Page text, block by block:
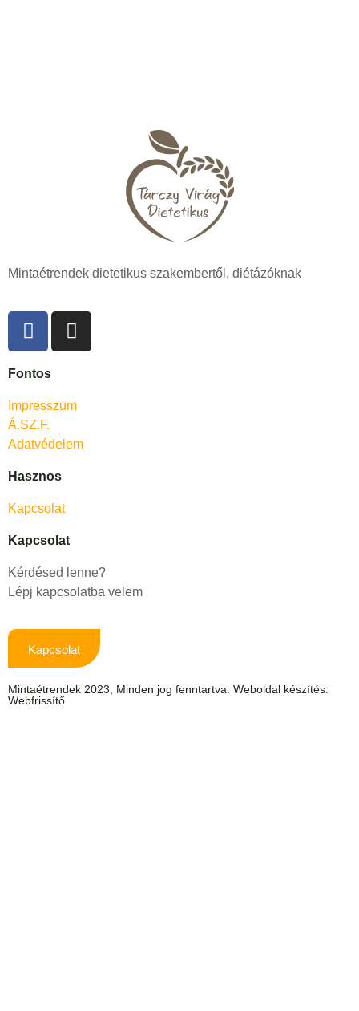
Mintaétrendek dietetikus szakembertől, diétázóknak
Fontos
Impresszum
Á.SZ.F.
Adatvédelem
Hasznos
Kapcsolat
Kapcsolat
Kérdésed lenne?
Lépj kapcsolatba velem
Kapcsolat
Mintaétrendek 2023, Minden jog fenntartva. Weboldal készítés:
Webfrissítő